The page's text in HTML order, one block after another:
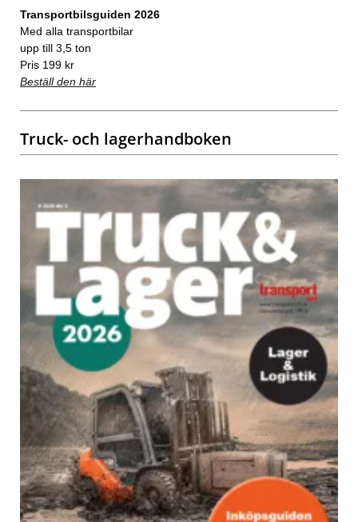
Transportbilsguiden 2026
Med alla transportbilar
upp till 3,5 ton
Pris 199 kr
Beställ den här
Truck- och lagerhandboken